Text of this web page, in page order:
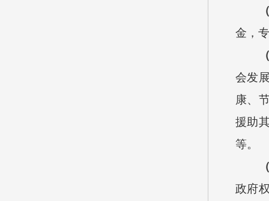
金，
会发
康、
援助
等。
政府